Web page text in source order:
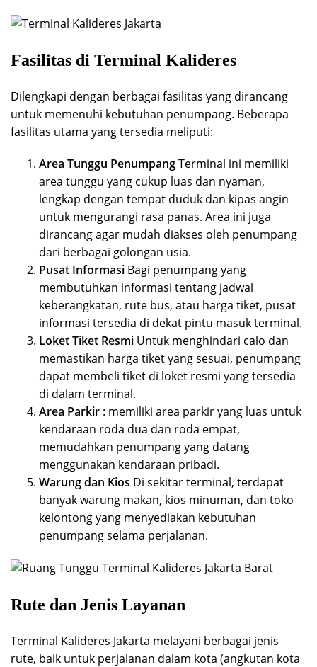
Fasilitas di Terminal Kalideres
Dilengkapi dengan berbagai fasilitas yang dirancang
untuk memenuhi kebutuhan penumpang. Beberapa
fasilitas utama yang tersedia meliputi:
Area Tunggu PenumpangTerminal ini memiliki
area tunggu yang cukup luas dan nyaman,
lengkap dengan tempat duduk dan kipas angin
untuk mengurangi rasa panas. Area ini juga
dirancang agar mudah diakses oleh penumpang
dari berbagai golongan usia.
Pusat Informasi Bagi penumpang yang
membutuhkan informasi tentang jadwal
keberangkatan, rute bus, atau harga tiket, pusat
informasi tersedia di dekat pintu masuk terminal.
Loket Tiket Resmi Untuk menghindari calo dan
memastikan harga tiket yang sesuai, penumpang
dapat membeli tiket di loket resmi yang tersedia
di dalam terminal.
Area Parkir : memiliki area parkir yang luas untuk
kendaraan roda dua dan roda empat,
memudahkan penumpang yang datang
menggunakan kendaraan pribadi.
Warung dan Kios Di sekitar terminal, terdapat
banyak warung makan, kios minuman, dan toko
kelontong yang menyediakan kebutuhan
penumpang selama perjalanan.
Rute dan Jenis Layanan
Terminal Kalideres Jakarta melayani berbagai jenis
rute, baik untuk perjalanan dalam kota (angkutan kota